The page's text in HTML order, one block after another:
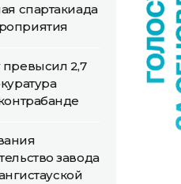
спартакиада
превысил 2,7
завода